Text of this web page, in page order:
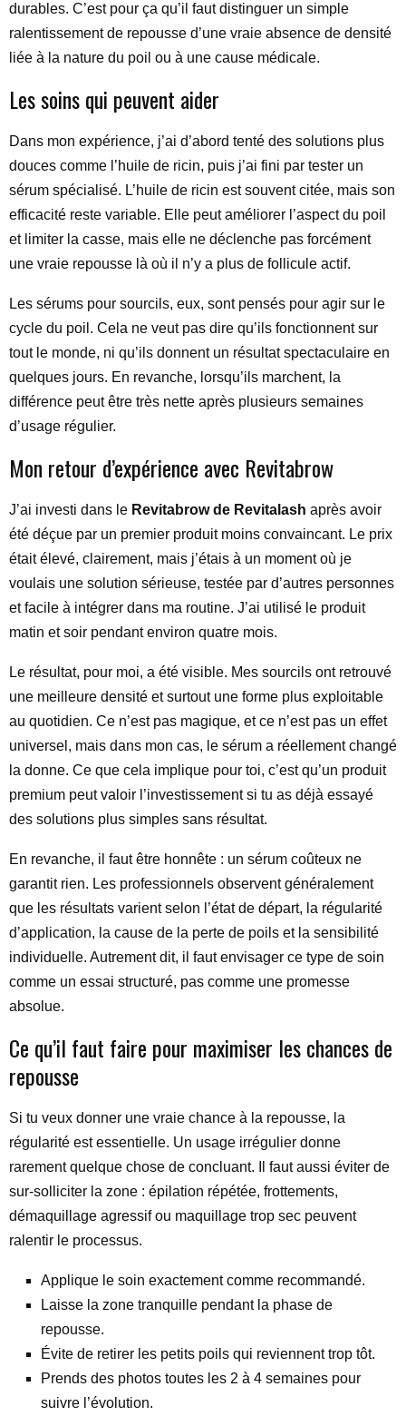
durables. C’est pour ça qu’il faut distinguer un simple
ralentissement de repousse d’une vraie absence de densité
liée à la nature du poil ou à une cause médicale.
Les soins qui peuvent aider
Dans mon expérience, j’ai d’abord tenté des solutions plus
douces comme l’huile de ricin, puis j’ai fini par tester un
sérum spécialisé. L’huile de ricin est souvent citée, mais son
efficacité reste variable. Elle peut améliorer l’aspect du poil
et limiter la casse, mais elle ne déclenche pas forcément
une vraie repousse là où il n’y a plus de follicule actif.
Les sérums pour sourcils, eux, sont pensés pour agir sur le
cycle du poil. Cela ne veut pas dire qu’ils fonctionnent sur
tout le monde, ni qu’ils donnent un résultat spectaculaire en
quelques jours. En revanche, lorsqu’ils marchent, la
différence peut être très nette après plusieurs semaines
d’usage régulier.
Mon retour d’expérience avec Revitabrow
J’ai investi dans le Revitabrow de Revitalash après avoir
été déçue par un premier produit moins convaincant. Le prix
était élevé, clairement, mais j’étais à un moment où je
voulais une solution sérieuse, testée par d’autres personnes
et facile à intégrer dans ma routine. J’ai utilisé le produit
matin et soir pendant environ quatre mois.
Le résultat, pour moi, a été visible. Mes sourcils ont retrouvé
une meilleure densité et surtout une forme plus exploitable
au quotidien. Ce n’est pas magique, et ce n’est pas un effet
universel, mais dans mon cas, le sérum a réellement changé
la donne. Ce que cela implique pour toi, c’est qu’un produit
premium peut valoir l’investissement si tu as déjà essayé
des solutions plus simples sans résultat.
En revanche, il faut être honnête : un sérum coûteux ne
garantit rien. Les professionnels observent généralement
que les résultats varient selon l’état de départ, la régularité
d’application, la cause de la perte de poils et la sensibilité
individuelle. Autrement dit, il faut envisager ce type de soin
comme un essai structuré, pas comme une promesse
absolue.
Ce qu’il faut faire pour maximiser les chances de
repousse
Si tu veux donner une vraie chance à la repousse, la
régularité est essentielle. Un usage irrégulier donne
rarement quelque chose de concluant. Il faut aussi éviter de
sur-solliciter la zone : épilation répétée, frottements,
démaquillage agressif ou maquillage trop sec peuvent
ralentir le processus.
Applique le soin exactement comme recommandé.
Laisse la zone tranquille pendant la phase de
repousse.
Évite de retirer les petits poils qui reviennent trop tôt.
Prends des photos toutes les 2 à 4 semaines pour
suivre l’évolution.